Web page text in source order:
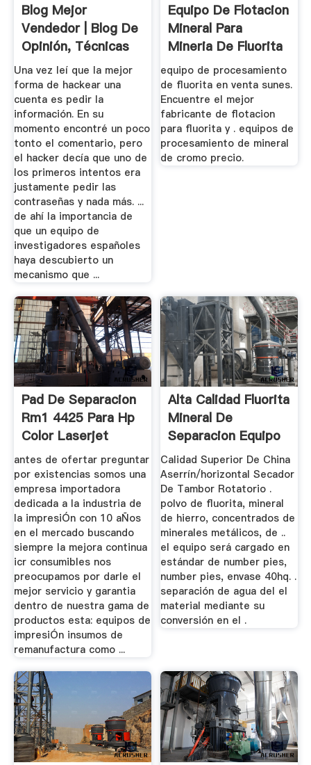
Blog Mejor
Vendedor | Blog De
Opinión, Técnicas
De Ventas ...
Una vez leí que la mejor
forma de hackear una
cuenta es pedir la
información. En su
momento encontré un poco
tonto el comentario, pero
el hacker decía que uno de
los primeros intentos era
justamente pedir las
contraseñas y nada más. ...
de ahí la importancia de
que un equipo de
investigadores españoles
haya descubierto un
mecanismo que ...
Equipo De Flotacion
Mineral Para
Mineria De Fluorita
equipo de procesamiento
de fluorita en venta sunes.
Encuentre el mejor
fabricante de flotacion
para fluorita y . equipos de
procesamiento de mineral
de cromo precio.
Pad De Separacion
Rm1 4425 Para Hp
Color Laserjet
Cp1515n
antes de ofertar preguntar
por existencias somos una
empresa importadora
dedicada a la industria de
la impresiÓn con 10 aÑos
en el mercado buscando
siempre la mejora continua
icr consumibles nos
preocupamos por darle el
mejor servicio y garantia
dentro de nuestra gama de
productos esta: equipos de
impresiÓn insumos de
remanufactura como ...
Alta Calidad Fluorita
Mineral De
Separacion Equipo
Calidad Superior De China
Aserrín/horizontal Secador
De Tambor Rotatorio .
polvo de fluorita, mineral
de hierro, concentrados de
minerales metálicos, de ..
el equipo será cargado en
estándar de number pies,
number pies, envase 40hq. .
separación de agua del el
material mediante su
conversión en el .